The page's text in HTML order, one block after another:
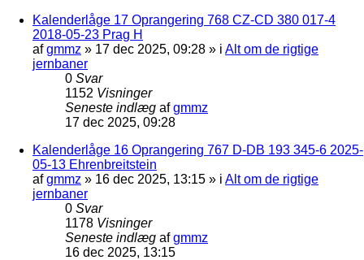
Kalenderlåge 17 Oprangering 768 CZ-CD 380 017-4
2018-05-23 Prag H
afgmmz » 17 dec 2025, 09:28 » i Alt om de rigtige
jernbaner
0 Svar
1152 Visninger
Seneste indlæg afgmmz
17 dec 2025, 09:28
Kalenderlåge 16 Oprangering 767 D-DB 193 345-6 2025-
05-13 Ehrenbreitstein
afgmmz » 16 dec 2025, 13:15 » i Alt om de rigtige
jernbaner
0 Svar
1178 Visninger
Seneste indlæg afgmmz
16 dec 2025, 13:15